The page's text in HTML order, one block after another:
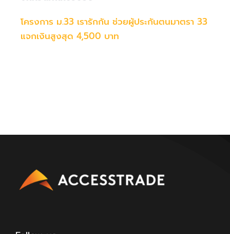
โครงการ ม.33 เรารักกัน ช่วยผู้ประกันตนมาตรา 33
แจกเงินสูงสุด 4,500 บาท